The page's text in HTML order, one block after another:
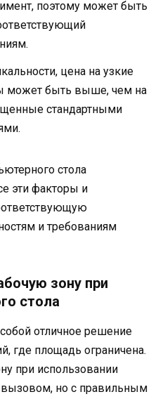
поэтому может быть
цена на узкие
может быть выше, чем на
стандартными
стола
эти факторы и
и требованиям
зону при
стола
отличное решение
где площадь ограничена.
при использовании
вызовом, но с правильным